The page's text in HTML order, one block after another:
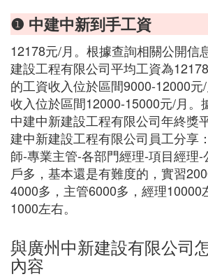
❶ 中建中新到手工資
12178元/月。根據查詢相關公開信
建設工程有限公司平均工資為
的工資收入位於區間9000-12000
收入位於區間12000-15000元/月。
中建中新建設工程有限公司年終獎
建中新建設工程有限公司員工分享
師-專業主管-各部門經理-項目經理-
戶多，基本還是有難度的，實習
4000多，主管6000多，經理10000
1000左右。
與廣州中新建設有限公司
內容